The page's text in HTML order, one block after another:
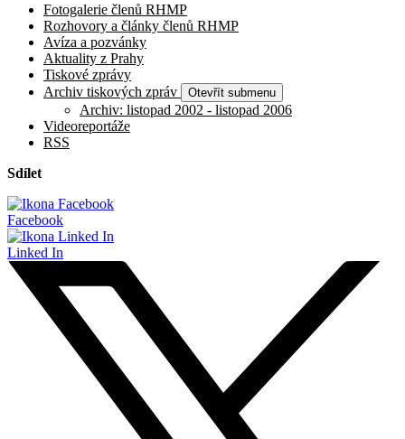
Fotogalerie členů RHMP
Rozhovory a články členů RHMP
Avíza a pozvánky
Aktuality z Prahy
Tiskové zprávy
Archiv tiskových zpráv
Otevřít submenu
Archiv: listopad 2002 - listopad 2006
Videoreportáže
RSS
Sdílet
Facebook
Linked In